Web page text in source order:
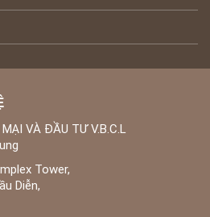
VÀ ĐẦU TƯ V.B.C.L
Tower,
Diễn,